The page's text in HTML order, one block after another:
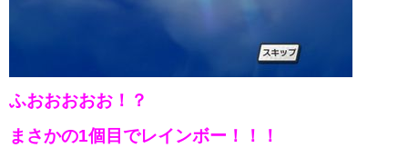
ふおおおおお！？
まさかの1個目でレインボー！！！